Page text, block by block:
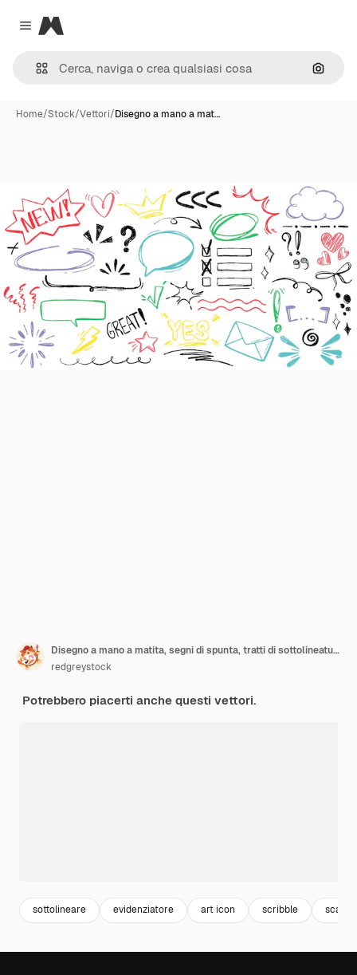
Close menu
Magnific
Cerca
Home/Stock/Vettori/Disegno a mano a mat…
Disegno a mano a matita, segni di spunta, tratti di sottolineatura e bolle di discorso
redgreystock
Potrebbero piacerti anche questi vettori.
sottolineare evidenziatore art icon scribble